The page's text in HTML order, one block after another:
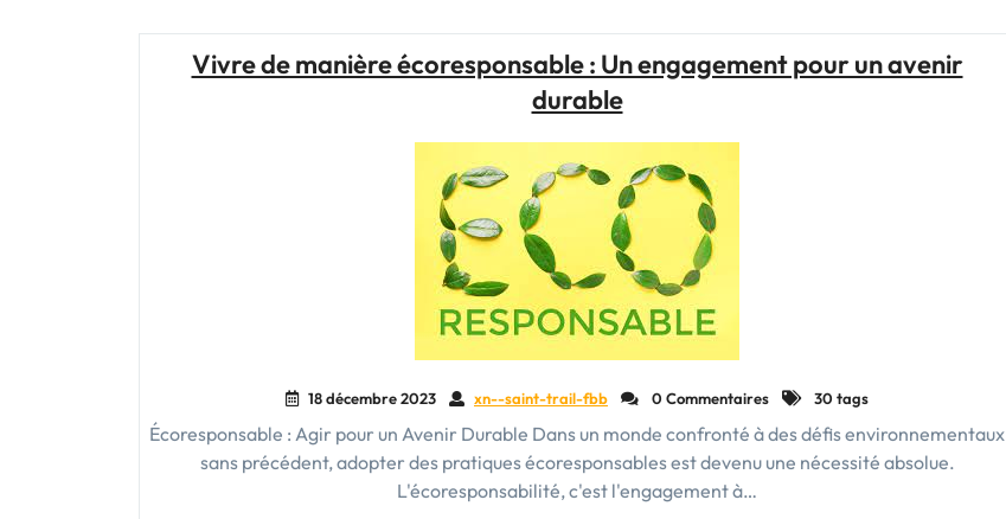
Vivre de manière écoresponsable : Un engagement pour un avenir
durable
18 décembre 2023 xn--saint-trail-fbb 0 Commentaires 30 tags
Écoresponsable : Agir pour un Avenir Durable Dans un monde confronté à des défis environnementaux
sans précédent, adopter des pratiques écoresponsables est devenu une nécessité absolue.
L'écoresponsabilité, c'est l'engagement à…